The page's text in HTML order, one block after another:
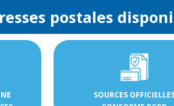
postales
SOURCES